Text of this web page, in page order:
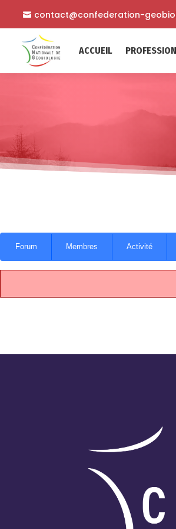
contact@confederation-
ACCUEIL
Forum Membres Activité